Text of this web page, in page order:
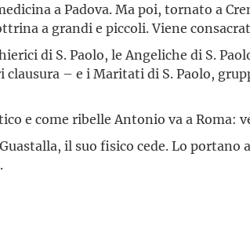
a Padova. Ma poi, tornato a
a grandi e piccoli. Viene
di S. Paolo, le Angeliche di S.
clausura – e i Maritati di S. Paolo,
e come ribelle Antonio va a Roma:
il suo fisico cede. Lo portano